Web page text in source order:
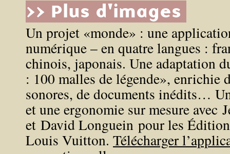
>> Plus d'images
Un projet «monde» : une
numérique – en quatre langues :
chinois, japonais. Une adaptation
: 100 malles de légende», enrichie
sonores, de documents inédits…
et une ergonomie sur mesure avec
et David Longuein pour les
Louis Vuitton. Télécharger